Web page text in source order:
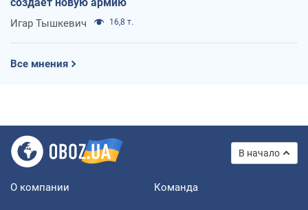
Игар Тышкевич 16,8 т.
Все мнения
В начало
О компании Команда